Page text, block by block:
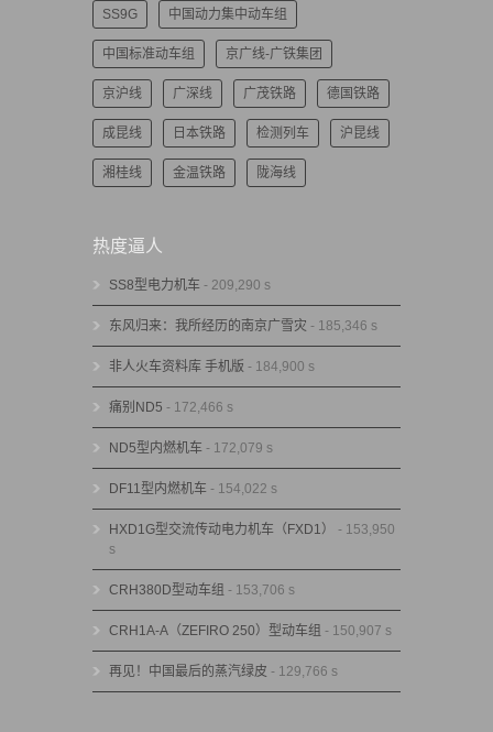
SS9G 中国动力集中动车组
中国标准动车组 京广线-广铁集团
京沪线 广深线 广茂铁路 德国铁路
成昆线 日本铁路 检测列车 沪昆线
湘桂线 金温铁路 陇海线
热度逼人
SS8型电力机车 - 209,290 s
东风归来：我所经历的南京广雪灾 - 185,346 s
非人火车资料库 手机版 - 184,900 s
痛别ND5 - 172,466 s
ND5型内燃机车 - 172,079 s
DF11型内燃机车 - 154,022 s
HXD1G型交流传动电力机车（FXD1）
- 153,950
s
CRH380D型动车组 - 153,706 s
CRH1A-A（ZEFIRO 250）型动车组 - 150,907 s
再见！中国最后的蒸汽绿皮 - 129,766 s